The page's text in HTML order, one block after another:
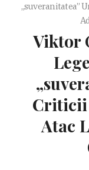
„suveranitatea”
Viktor
Criticii
Atac